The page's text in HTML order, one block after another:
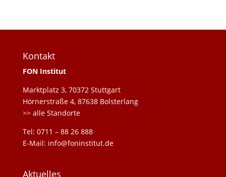
Kontakt
FON Institut
Marktplatz 3, 70372 Stuttgart
Hörnerstraße 4, 87638 Bolsterlang
>> alle Standorte
Tel: 0711 – 88 26 888
E-Mail: info@foninstitut.de
Aktuelles